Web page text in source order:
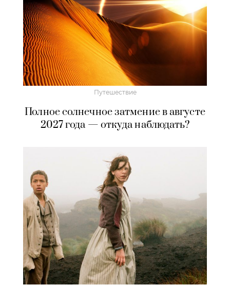
Путешествие
Полное солнечное затмение в августе
2027 года — откуда наблюдать?